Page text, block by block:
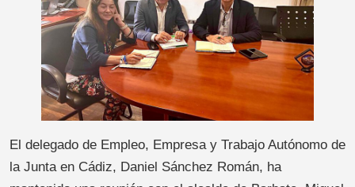
El delegado de Empleo, Empresa y Trabajo Autónomo de
la Junta en Cádiz, Daniel Sánchez Román, ha